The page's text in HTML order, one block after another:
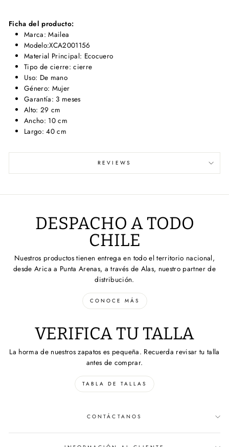
Ficha del producto:
Marca: Mailea
Modelo:XCA2001156
Material Principal: Ecocuero
Tipo de cierre: cierre
Uso: De mano
Género: Mujer
Garantía: 3 meses
Alto: 29 cm
Ancho: 10 cm
Largo: 40 cm
REVIEWS
DESPACHO A TODO
CHILE
Nuestros productos tienen entrega en todo el territorio nacional,
desde Arica a Punta Arenas, a través de Alas, nuestro partner de
distribución.
CONOCE MÁS
VERIFICA TU TALLA
La horma de nuestros zapatos es pequeña. Recuerda revisar tu talla
antes de comprar.
TABLA DE TALLAS
CONTÁCTANOS